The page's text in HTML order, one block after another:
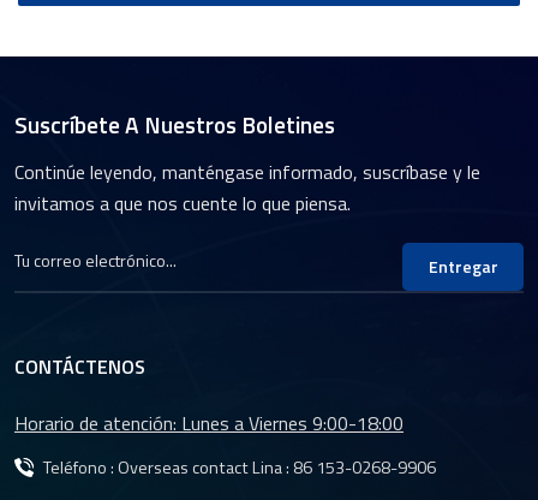
Suscríbete A Nuestros Boletines
Continúe leyendo, manténgase informado, suscríbase y le
invitamos a que nos cuente lo que piensa.
Entregar
CONTÁCTENOS
Horario de atención: Lunes a Viernes 9:00-18:00
Teléfono : Overseas contact Lina : 86 153-0268-9906